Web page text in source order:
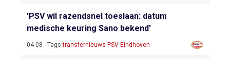
'PSV wil razendsnel toeslaan: datum
medische keuring Sano bekend'
04-08 - Tags:transfernieuws PSV Eindhoven